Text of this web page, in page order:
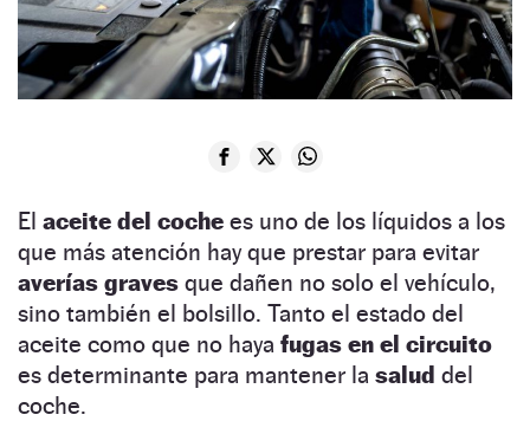
El aceite del coche es uno de los líquidos a los
que más atención hay que prestar para evitar
averías graves que dañen no solo el vehículo,
sino también el bolsillo. Tanto el estado del
aceite como que no haya fugas en el circuito
es determinante para mantener la salud del
coche.